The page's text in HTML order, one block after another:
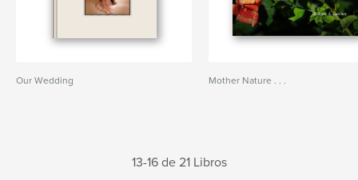
Our Wedding Mother Nature . . .
13-16 de 21 Libros